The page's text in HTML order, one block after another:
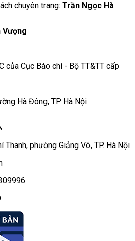
chuyên trang: Trần Ngọc Hà
Vượng
của Cục Báo chí - Bộ TT&TT cấp
Hà Đông, TP Hà Nội
phường Giảng Võ, TP. Hà Nội